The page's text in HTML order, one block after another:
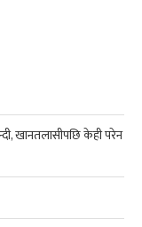
खानतलासीपछि केही परेन